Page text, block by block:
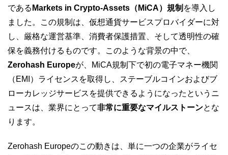
である Markets in Crypto-Assets（MiCA）規制 を導入し
ました。この規制は、仮想通貨サービスプロバイダーに対
し、厳格な運営基準、消費者保護措置、そして透明性の確
保を義務付けるものです。このような背景の中で、
Zerohash Europeが、MiCA規制下で初の電子マネー機関
（EMI）ライセンスを取得し、ステーブルコインおよびブ
ローカレッジサービスを提供できるようになったというニ
ュースは、業界にとって非常に重要なマイルストーンとな
ります。
Zerohash Europeのこの動きは、単に一つの企業がライセ